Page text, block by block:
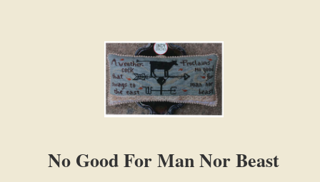
No Good For Man Nor Beast